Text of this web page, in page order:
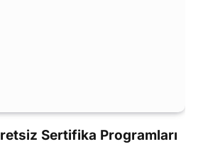
Sertifika Programları